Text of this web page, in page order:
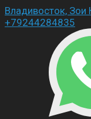
Владивосток,
+79244284835